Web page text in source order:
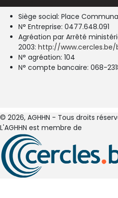
Siège social: Place
N° Entreprise: 0477.648.091
Agréation par Arrêté
2003: http://www.cercles.be/
N° agréation: 104
N° compte bancaire: 068-
© 2026, AGHHN - Tous droits
L'AGHHN est membre de